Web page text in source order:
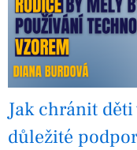
Jak chránit
důležité